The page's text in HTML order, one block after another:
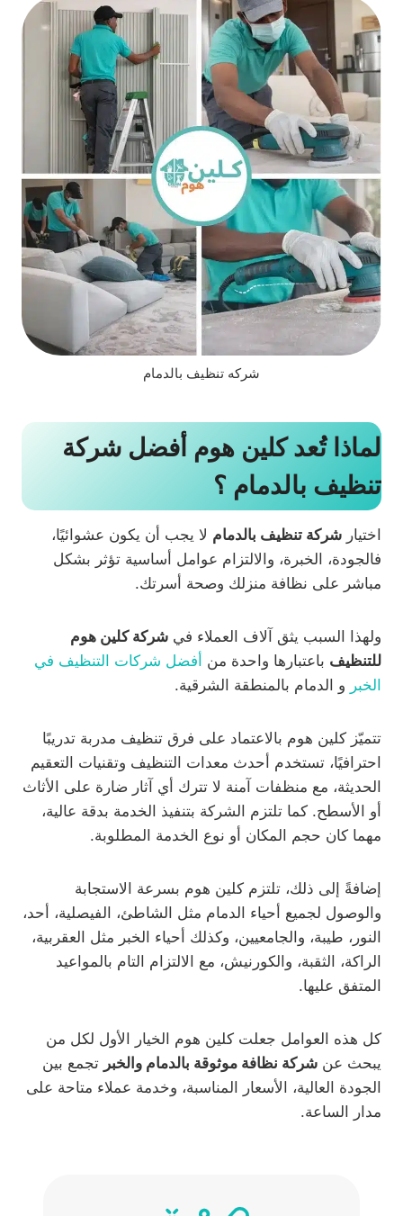
شركه تنظيف بالدمام
لماذا تُعد كلين هوم أفضل شركة
تنظيف بالدمام ؟
اختيار شركة تنظيف بالدمام لا يجب أن يكون عشوائيًا،
فالجودة، الخبرة، والالتزام عوامل أساسية تؤثر بشكل
مباشر على نظافة منزلك وصحة أسرتك.
ولهذا السبب يثق آلاف العملاء في شركة كلين هوم
للتنظيف باعتبارها واحدة من أفضل شركات التنظيف في
الخبر و الدمام بالمنطقة الشرقية.
تتميّز كلين هوم بالاعتماد على فرق تنظيف مدربة تدريبًا
احترافيًا، تستخدم أحدث معدات التنظيف وتقنيات التعقيم
الحديثة، مع منظفات آمنة لا تترك أي آثار ضارة على الأثاث
أو الأسطح. كما تلتزم الشركة بتنفيذ الخدمة بدقة عالية،
مهما كان حجم المكان أو نوع الخدمة المطلوبة.
إضافةً إلى ذلك، تلتزم كلين هوم بسرعة الاستجابة
والوصول لجميع أحياء الدمام مثل الشاطئ، الفيصلية، أحد،
النور، طيبة، والجامعيين، وكذلك أحياء الخبر مثل العقربية،
الراكة، الثقبة، والكورنيش، مع الالتزام التام بالمواعيد
المتفق عليها.
كل هذه العوامل جعلت كلين هوم الخيار الأول لكل من
يبحث عن شركة نظافة موثوقة بالدمام والخبر تجمع بين
الجودة العالية، الأسعار المناسبة، وخدمة عملاء متاحة على
مدار الساعة.